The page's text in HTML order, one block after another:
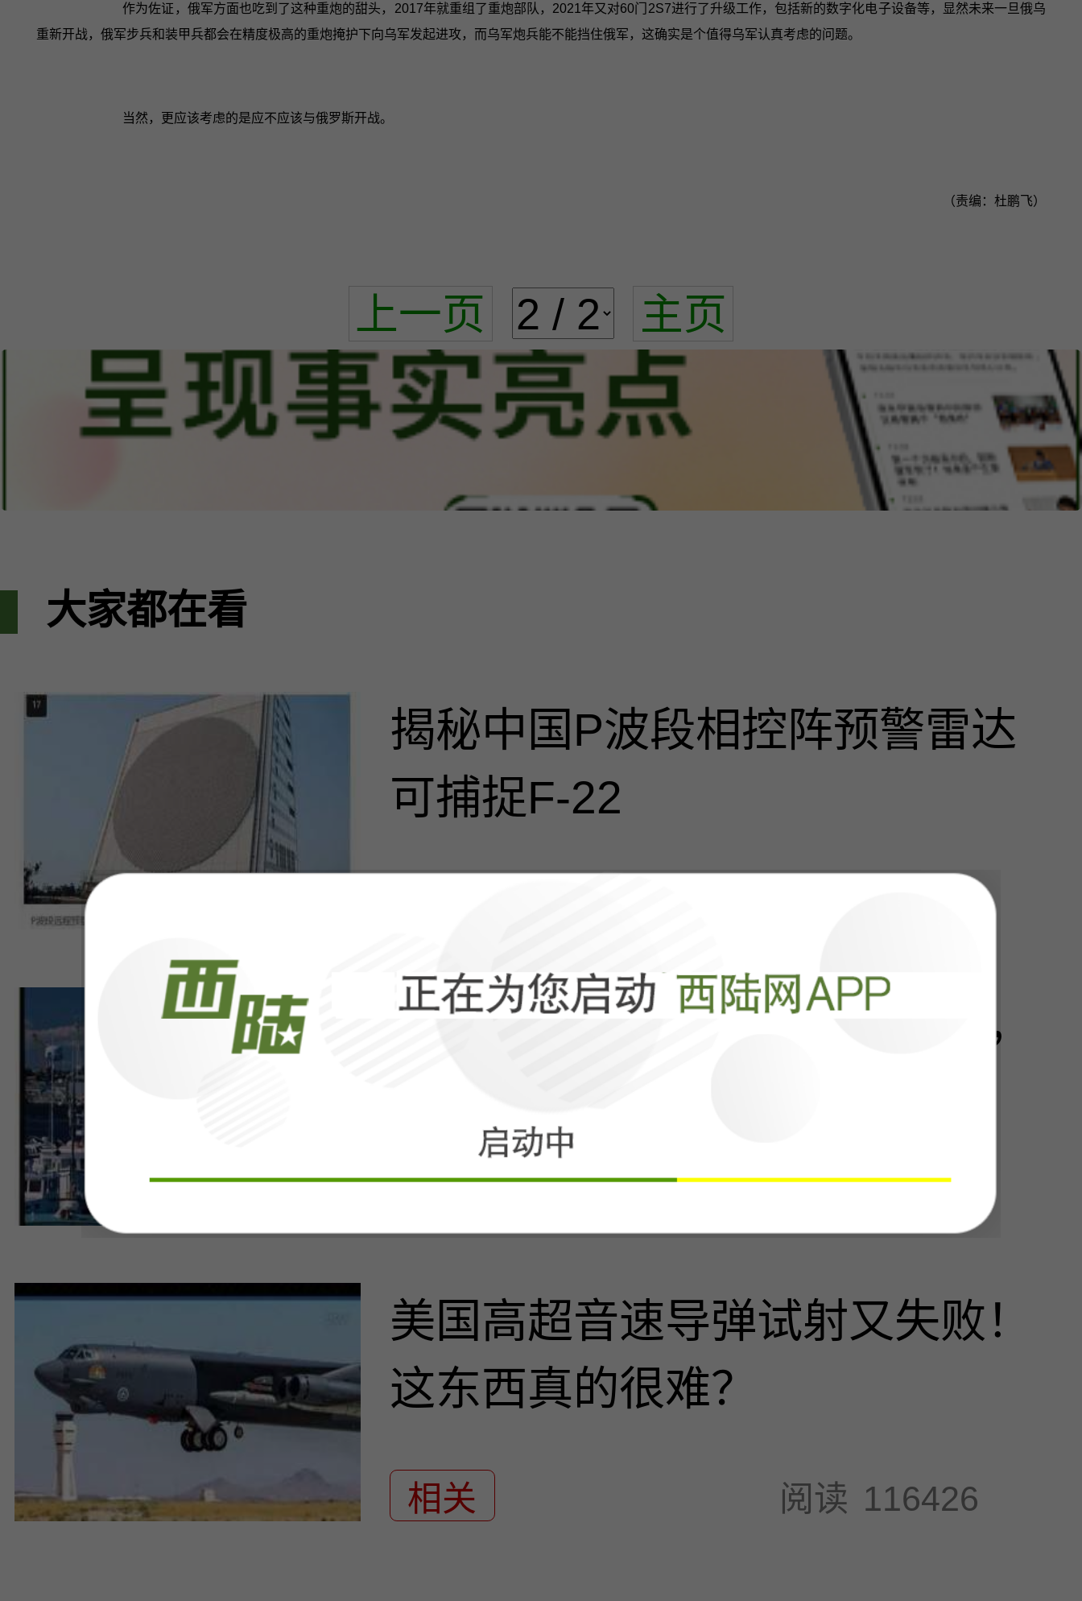
作为佐证，俄军方面也吃到了这种重炮的甜头，2017年就重组了重炮部队，2021年又对60门2S7进行了升级工作，包括新的数字化电子设备等，显然未来一旦俄乌
重新开战，俄军步兵和装甲兵都会在精度极高的重炮掩护下向乌军发起进攻，而乌军炮兵能不能挡住俄军，这确实是个值得乌军认真考虑的问题。
当然，更应该考虑的是应不应该与俄罗斯开战。
（责编：杜鹏飞）
上一页 主页
大家都在看
揭秘中国P波段相控阵预警雷达
可捕捉F-22
给所有驱逐舰装高超音速导弹，
美国高超音速导弹试射又失败！
这东西真的很难？
相关 阅读 116426